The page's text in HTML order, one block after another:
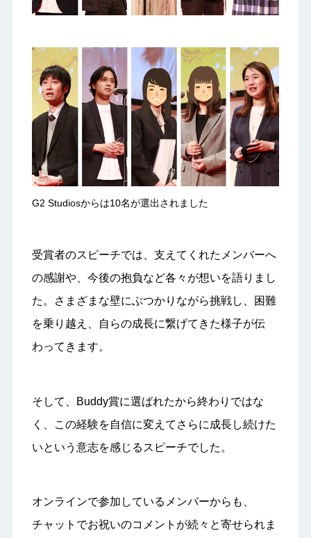
G2 Studiosからは10名が選出されました
受賞者のスピーチでは、支えてくれたメンバーへ
の感謝や、今後の抱負など各々が想いを語りまし
た。さまざまな壁にぶつかりながら挑戦し、困難
を乗り越え、自らの成長に繋げてきた様子が伝
わってきます。
そして、Buddy賞に選ばれたから終わりではな
く、この経験を自信に変えてさらに成長し続けた
いという意志を感じるスピーチでした。
オンラインで参加しているメンバーからも、
チャットでお祝いのコメントが続々と寄せられま